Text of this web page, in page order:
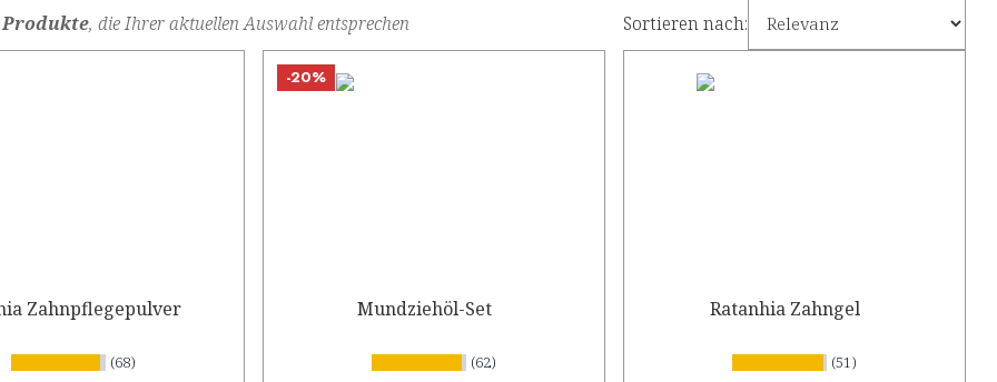
Produkte, die Ihrer aktuellen Auswahl entsprechen Sortieren nach:
Zahnpflegepulver
(68)
-20%
Mundziehöl-Set
(62)
Ratanhia Zahngel
(51)